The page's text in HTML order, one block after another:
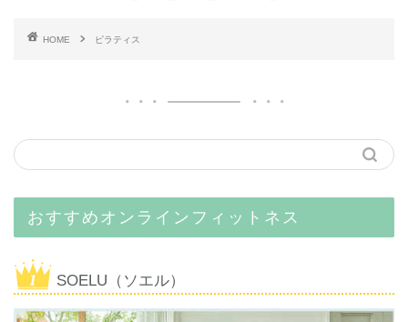
HOME ピラティス
おすすめオンラインフィットネス
SOELU（ソエル）